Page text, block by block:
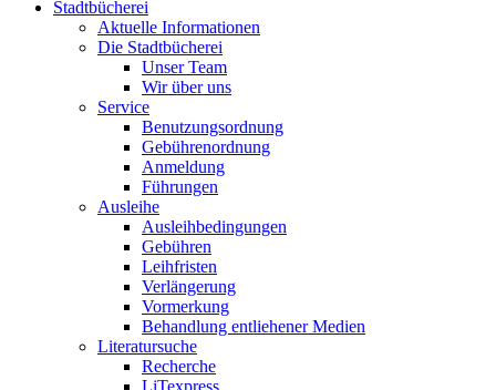
Stadtbücherei
Aktuelle Informationen
Die Stadtbücherei
Unser Team
Wir über uns
Service
Benutzungsordnung
Gebührenordnung
Anmeldung
Führungen
Ausleihe
Ausleihbedingungen
Gebühren
Leihfristen
Verlängerung
Vormerkung
Behandlung entliehener Medien
Literatursuche
Recherche
LiTexpress